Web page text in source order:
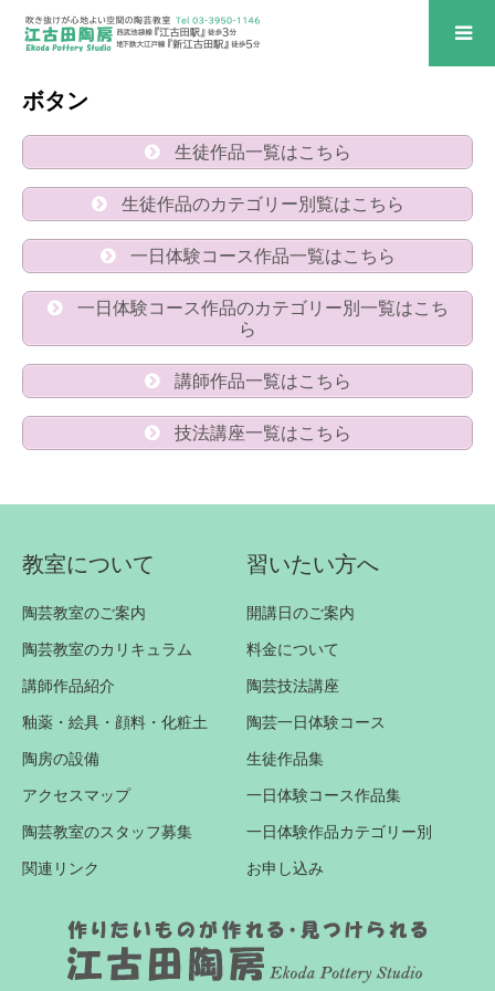
ボタン
生徒作品一覧はこちら
生徒作品のカテゴリー別覧はこちら
一日体験コース作品一覧はこちら
一日体験コース作品のカテゴリー別一覧はこち
ら
講師作品一覧はこちら
技法講座一覧はこちら
教室について
陶芸教室のご案内
陶芸教室のカリキュラム
講師作品紹介
釉薬・絵具・顔料・化粧土
陶房の設備
アクセスマップ
陶芸教室のスタッフ募集
関連リンク
習いたい方へ
開講日のご案内
料金について
陶芸技法講座
陶芸一日体験コース
生徒作品集
一日体験コース作品集
一日体験作品カテゴリー別
お申し込み